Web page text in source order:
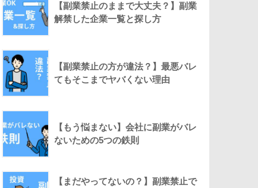
【副業禁止のままで大丈夫？】副業
解禁した企業一覧と探し方
【副業禁止の方が違法？】最悪バレ
てもそこまでヤバくない理由
【もう悩まない】会社に副業がバレ
ないための5つの鉄則
【まだやってないの？】副業禁止で